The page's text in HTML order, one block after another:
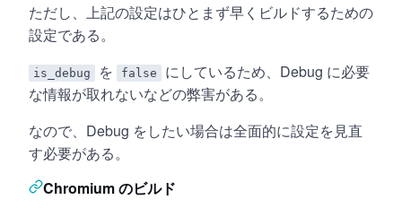
ただし、上記の設定はひとまず早くビルドするための
設定である。
is_debug を false
にしているため、Debug に必要
な情報が取れないなどの弊害がある。
なので、Debug をしたい場合は全面的に設定を見直
す必要がある。
Chromium のビルド